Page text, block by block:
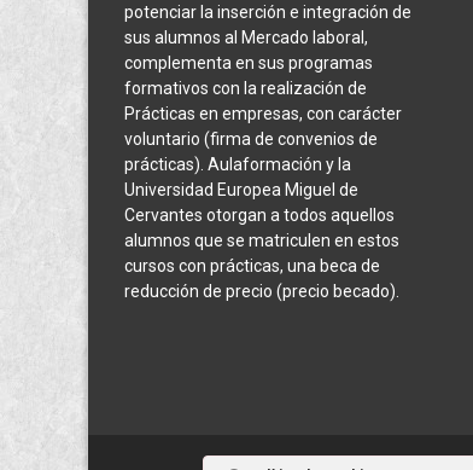
potenciar la inserción e integración de
sus alumnos al Mercado laboral,
complementa en sus programas
formativos con la realización de
Prácticas en empresas, con carácter
voluntario (firma de convenios de
prácticas). Aulaformación y la
Universidad Europea Miguel de
Cervantes otorgan a todos aquellos
alumnos que se matriculen en estos
cursos con prácticas, una beca de
reducción de precio (precio becado).